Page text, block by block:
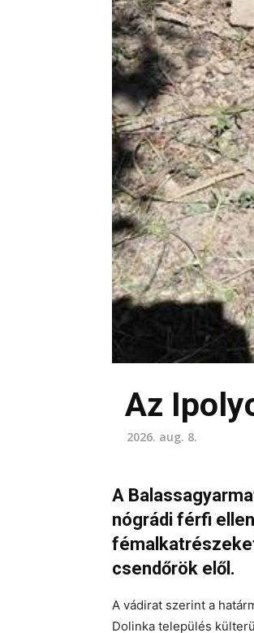
Az
2026. aug. 8.
A
nógrádi férfi
csendőrök elől.
A vádirat szerint a
Dolinka település